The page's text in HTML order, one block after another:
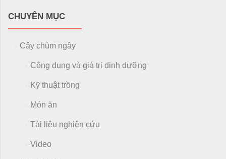
CHUYÊN MỤC
Cây chùm ngây
Công dụng và giá trị dinh dưỡng
Kỹ thuật trồng
Món ăn
Tài liệu nghiên cứu
Video